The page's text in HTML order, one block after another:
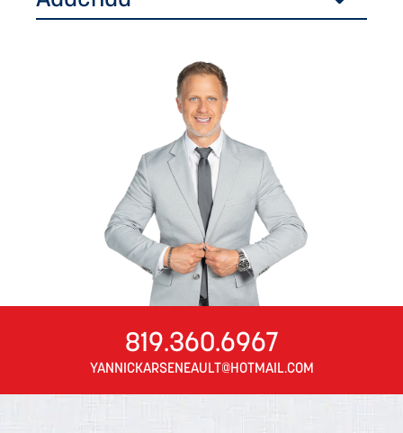
819.360.6967
YANNICKARSENEAULT@HOTMAIL.COM